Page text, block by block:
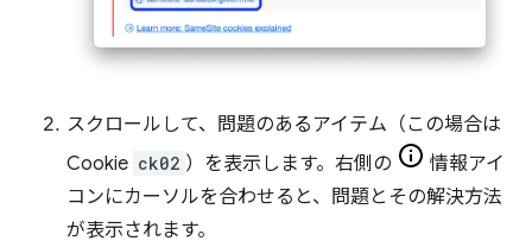
スクロールして、問題のあるアイテム（この場合は
Cookie ck02 ）を表示します。右側の
情報アイ
コンにカーソルを合わせると、問題とその解決方法
が表示されます。